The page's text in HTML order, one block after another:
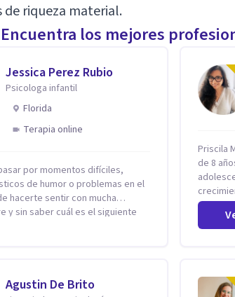
de riqueza material.
Encuentra los mejores
Jessica Perez Rubio
Psicologa infantil
Florida
Terapia online
por momentos difíciles,
de humor o problemas en el
hacerte sentir con mucha
y sin saber cuál es el siguiente
Priscila
de 8
Agustin De Brito